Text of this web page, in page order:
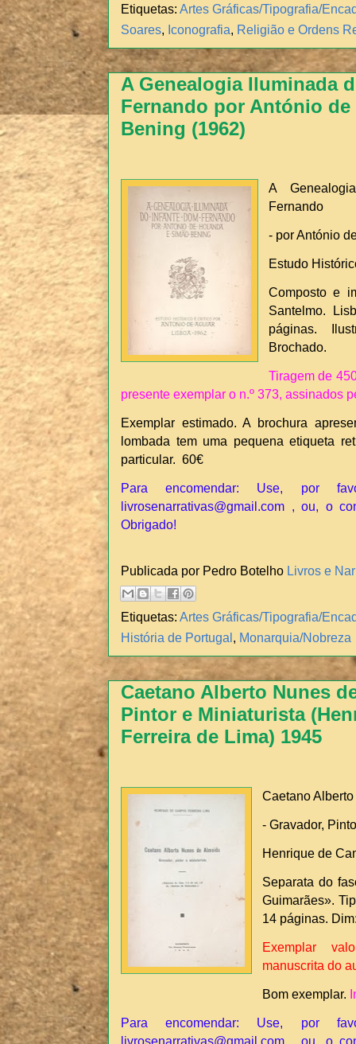
Etiquetas: Artes Gráficas/Tipografia/
Soares, Iconografia, Religião e Ordens
A Genealogia Iluminada
Fernando por António de
Bening (1962)
A
Fernando
- por António
Estudo
Composto e
Santelmo.
páginas.
Brochado.
Tiragem de
presente exemplar o n.º 373, assinados
Exemplar estimado. A brochura
lombada tem uma pequena etiqueta
particular. 60€
Para encomendar: Use, por
livrosenarrativas@gmail.com , ou, o
Obrigado!
Publicada por Pedro Botelho Livros e
Etiquetas: Artes Gráficas/Tipografia/
História de Portugal, Monarquia/Nobreza
Caetano Alberto Nunes
Pintor e Miniaturista
Ferreira de Lima) 1945
Caetano
- Gravador,
Henrique de
Separata do
Guimarães».
14 páginas.
Exemplar
manuscrita do
Bom exemplar.
Para encomendar: Use, por
livrosenarrativas@gmail.com , ou, o